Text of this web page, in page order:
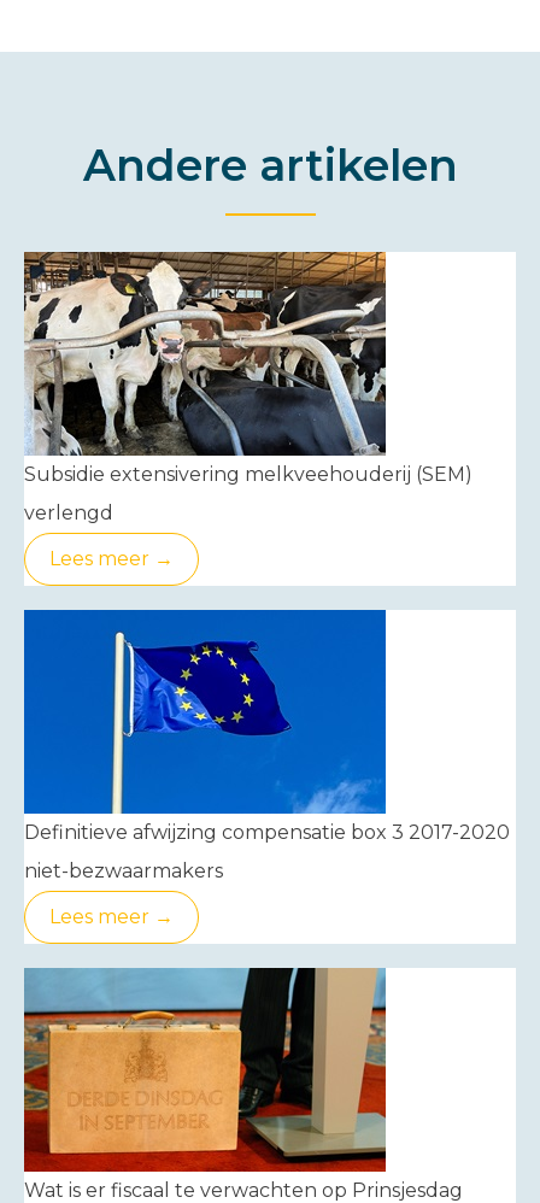
Andere artikelen
Subsidie extensivering melkveehouderij (SEM)
verlengd
Lees meer →
Definitieve afwijzing compensatie box 3 2017-2020
niet-bezwaarmakers
Lees meer →
Wat is er fiscaal te verwachten op Prinsjesdag